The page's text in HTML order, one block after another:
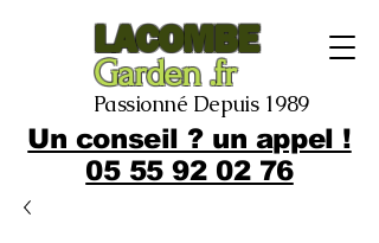
LACOMBE
Garden .fr
Passionné Depuis 1989
Un conseil ? un appel !
05 55 92 02 76